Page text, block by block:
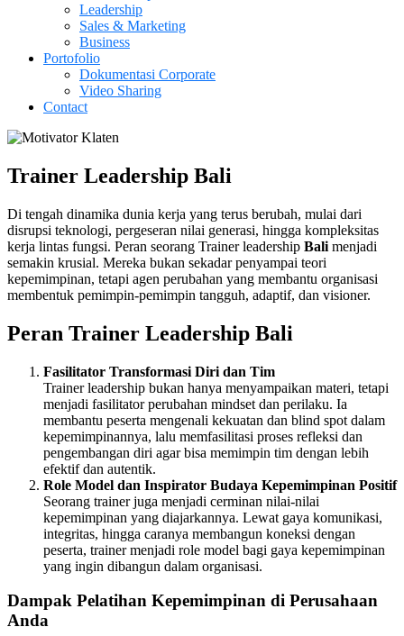
Leadership
Sales & Marketing
Business
Portofolio
Dokumentasi Corporate
Video Sharing
Contact
Trainer Leadership Bali
Di tengah dinamika dunia kerja yang terus berubah, mulai dari
disrupsi teknologi, pergeseran nilai generasi, hingga kompleksitas
kerja lintas fungsi. Peran seorang Trainer leadership Bali menjadi
semakin krusial. Mereka bukan sekadar penyampai teori
kepemimpinan, tetapi agen perubahan yang membantu organisasi
membentuk pemimpin-pemimpin tangguh, adaptif, dan visioner.
Peran Trainer Leadership Bali
Fasilitator Transformasi Diri dan Tim
Trainer leadership bukan hanya menyampaikan materi, tetapi
menjadi fasilitator perubahan mindset dan perilaku. Ia
membantu peserta mengenali kekuatan dan blind spot dalam
kepemimpinannya, lalu memfasilitasi proses refleksi dan
pengembangan diri agar bisa memimpin tim dengan lebih
efektif dan autentik.
Role Model dan Inspirator Budaya Kepemimpinan Positif
Seorang trainer juga menjadi cerminan nilai-nilai
kepemimpinan yang diajarkannya. Lewat gaya komunikasi,
integritas, hingga caranya membangun koneksi dengan
peserta, trainer menjadi role model bagi gaya kepemimpinan
yang ingin dibangun dalam organisasi.
Dampak Pelatihan Kepemimpinan di Perusahaan
Anda